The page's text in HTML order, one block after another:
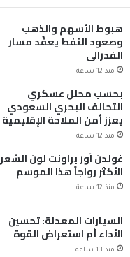
هبوط الأسهم والذهب
وصعود النفط يعقّد مسار
الفدرالي
منذ 12 ساعة
بحسب محلل عسكري
التحالف البحري السعودي
يعزز أمن الملاحة الإقليمية
والدولية
منذ 12 ساعة
غولدن آور براونت لون الشعر
الأكثر رواجاً هذا الموسم
منذ 12 ساعة
السيارات المعدلة: تحسين
الأداء أم استعراض القوة
منذ 13 ساعة